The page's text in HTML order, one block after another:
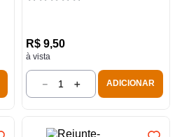
R$ 9,50
à vista
＋
－ ADICIONAR